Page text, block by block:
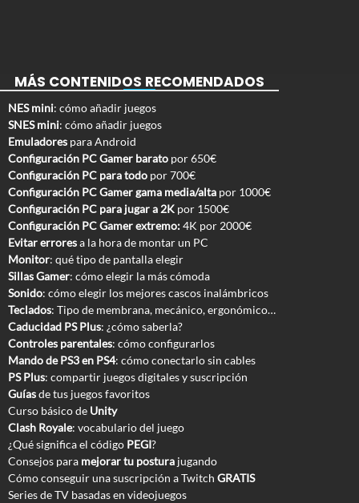
MÁS CONTENIDOS RECOMENDADOS
NES mini: cómo añadir juegos
SNES mini: cómo añadir juegos
Emuladores para Android
Configuración PC Gamer barato por 650€
Configuración PC para todo por 700€
Configuración PC Gamer gama media/alta por 1000€
Configuración PC para jugar a 2K por 1500€
Configuración PC Gamer extremo:4K por 2000€
Evitar erroresa la hora de montar un PC
Monitor: qué tipo de pantalla elegir
Sillas Gamer: cómo elegir la más cómoda
Sonido: cómo elegir los mejores cascos inalámbricos
Teclados: Tipo de membrana, mecánico, ergonómico…
Caducidad PS Plus: ¿cómo saberla?
Controles parentales: cómo configurarlos
Mando de PS3 en PS4: cómo conectarlo sin cables
PS Plus: compartir juegos digitales y suscripción
Guíasde tus juegos favoritos
Curso básico de Unity
Clash Royale: vocabulario del juego
¿Qué significa el código PEGI?
Consejos para mejorar tu postura jugando
Cómo conseguir una suscripción a Twitch GRATIS
Series de TV basadas en videojuegos